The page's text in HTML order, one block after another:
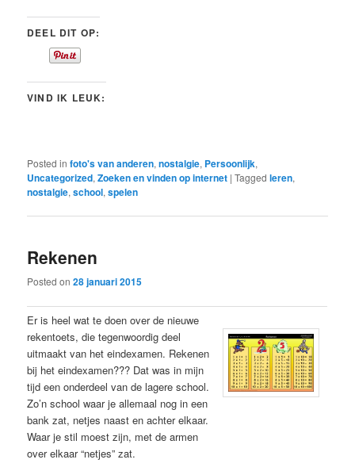
DEEL DIT OP:
VIND IK LEUK:
Posted in foto's van anderen,nostalgie, Persoonlijk,
Uncategorized,Zoeken en vinden op internet |Tagged leren,
nostalgie,school,spelen
Rekenen
Posted on28 januari 2015
Er is heel wat te doen over de nieuwe
rekentoets, die tegenwoordig deel
uitmaakt van het eindexamen. Rekenen
bij het eindexamen??? Dat was in mijn
tijd een onderdeel van de lagere school.
Zo’n school waar je allemaal nog in een
bank zat, netjes naast en achter elkaar.
Waar je stil moest zijn, met de armen
over elkaar “netjes” zat.